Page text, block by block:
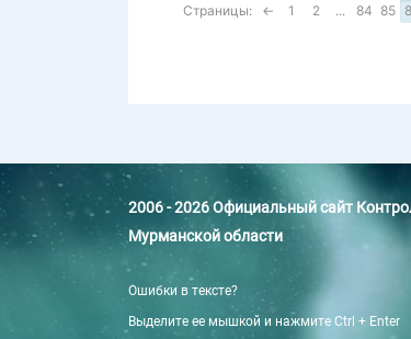
Страницы: ← 1 2 ... 84 85
2006 - 2026 Официальный сайт
Мурманской области
Ошибки в тексте?
Выделите ее мышкой и нажмите Ctrl + Enter